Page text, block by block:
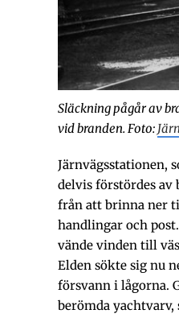
Släckning pågår av
vid branden. Foto:
Järnvägsstationen,
delvis förstördes av
från att brinna ner
handlingar och
vände vinden till
Elden sökte sig nu
försvann i lågorna.
berömda yachtvarv,